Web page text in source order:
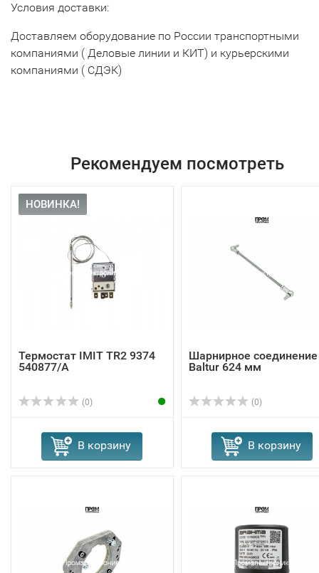
Условия доставки:
Доставляем оборудование по России транспортными
компаниями ( Деловые линии и КИТ) и курьерскими
компаниями ( СДЭК)
Рекомендуем посмотреть
НОВИНКА!
Термостат IMIT TR2 9374
540877/A
(0)
В корзину
Шарнирное соединение
Baltur 624 мм
(0)
В корзину